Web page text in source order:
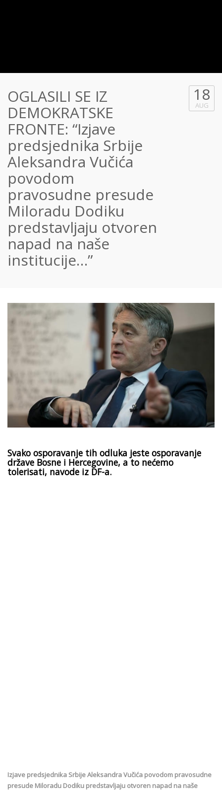
OGLASILI SE IZ
DEMOKRATSKE
FRONTE: “Izjave
predsjednika Srbije
Aleksandra Vučića
povodom
pravosudne presude
Miloradu Dodiku
predstavljaju otvoren
napad na naše
institucije…”
18
AUG
Svako osporavanje tih odluka jeste osporavanje
države Bosne i Hercegovine, a to nećemo
tolerisati, navode iz DF-a.
Izjave predsjednika Srbije Aleksandra Vučića povodom pravosudne
presude Miloradu Dodiku predstavljaju otvoren napad na naše